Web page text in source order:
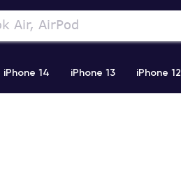
iPhone 14 iPhone 13 iPhone 12